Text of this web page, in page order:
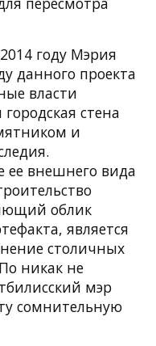
году Мэрия
данного проекта
власти
стена
и
ее внешнего вида
облик
является
столичных
никак не
мэр
сомнительную